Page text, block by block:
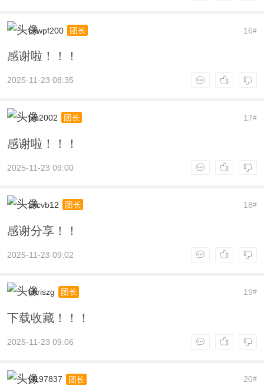
16#
cxwpf200 团长
感谢啦！！！
2025-11-23 08:35
17#
jxp2002 团长
感谢啦！！！
2025-11-23 09:00
18#
zxcvb12 团长
感谢分享！！
2025-11-23 09:02
19#
chriszg 团长
下载收藏！！！
2025-11-23 09:06
20#
yl197837 团长